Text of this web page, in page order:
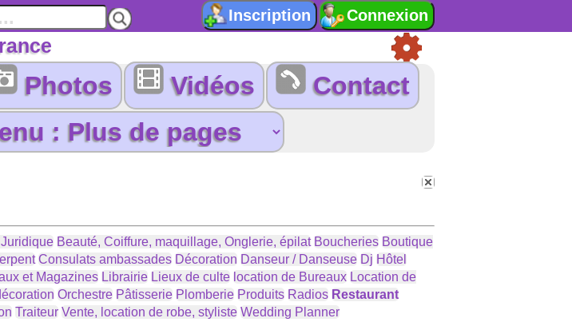
Photos Vidéos Contact
Beauté, Coiffure, maquillage, Onglerie, épilat Boucheries Boutique
Consulats ambassades Décoration Danseur / Danseuse Dj Hôtel
et Magazines Librairie Lieux de culte location de Bureaux Location de
Orchestre Pâtisserie Plomberie Produits Radios Restaurant
Traiteur Vente, location de robe, styliste Wedding Planner